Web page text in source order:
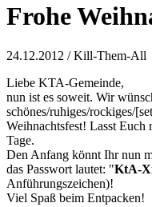
Frohe
24.12.2012 / Kill-Them-All
Liebe KTA-Gemeinde,
nun ist es soweit. Wir
schönes/ruhiges/rockiges/
Weihnachtsfest! Lasst Euch
Tage.
Den Anfang könnt Ihr nun
das Passwort lautet: "KtA-
Anführungszeichen)!
Viel Spaß beim Entpacken!